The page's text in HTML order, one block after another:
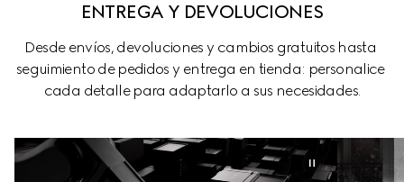
ENTREGA Y DEVOLUCIONES
Desde envíos, devoluciones y cambios gratuitos hasta
seguimiento de pedidos y entrega en tienda: personalice
cada detalle para adaptarlo a sus necesidades.